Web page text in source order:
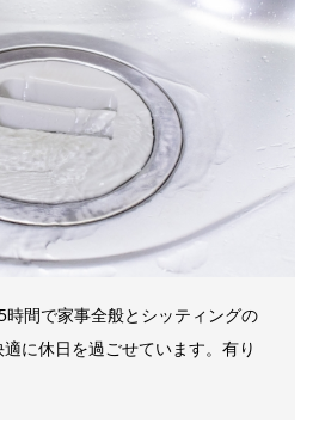
間で家事全般とシッティングの
に休日を過ごせています。有り